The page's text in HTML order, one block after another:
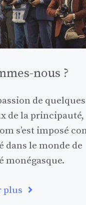
nous ?
de quelques
de la principauté,
s’est imposé
dans le monde de
monégasque.
plus